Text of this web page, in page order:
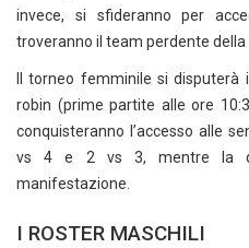
invece, si sfideranno per
troveranno il team perdente della
Il torneo femminile si
robin (prime partite alle ore
conquisteranno l’accesso alle
vs 4 e 2 vs 3, mentre la
manifestazione.
I ROSTER MASCHILI